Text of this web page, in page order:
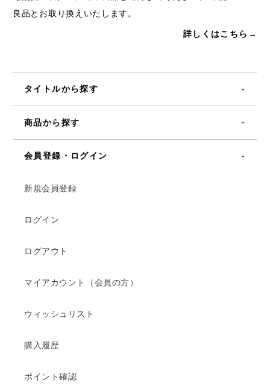
良品とお取り換えいたします。
詳しくはこちら→
タイトルから探す
商品から探す
会員登録・ログイン
新規会員登録
ログイン
ログアウト
マイアカウント（会員の方）
ウィッシュリスト
購入履歴
ポイント確認